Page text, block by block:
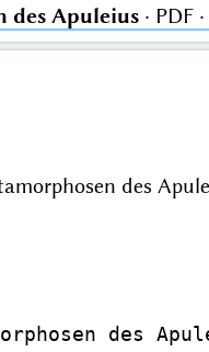
des Apuleius· PDF
des
des